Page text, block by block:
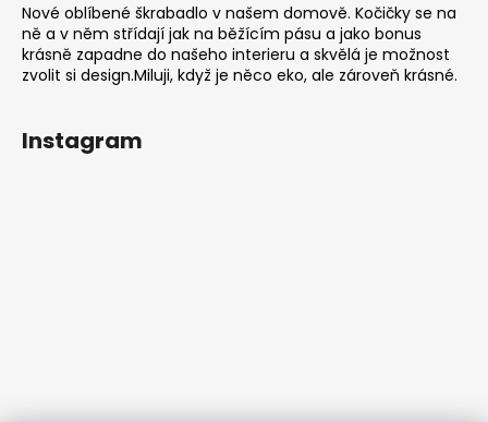
Nové oblíbené škrabadlo v našem domově. Kočičky se na
ně a v něm střídají jak na běžícím pásu a jako bonus
krásně zapadne do našeho interieru a skvělá je možnost
zvolit si design.Miluji, když je něco eko, ale zároveň krásné.
Instagram